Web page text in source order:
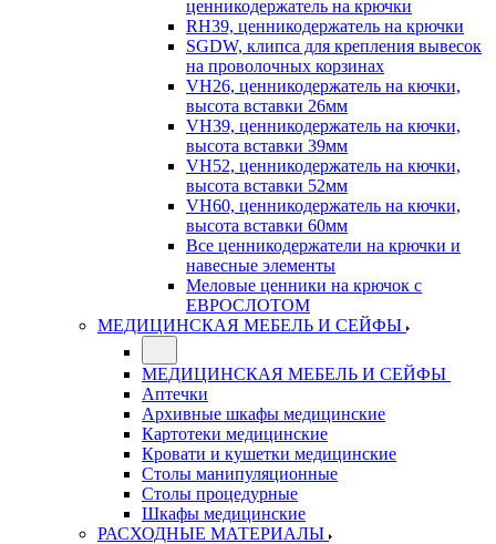
ценникодержатель на крючки
RH39, ценникодержатель на крючки
SGDW, клипса для крепления вывесок
на проволочных корзинах
VH26, ценникодержатель на кючки,
высота вставки 26мм
VH39, ценникодержатель на кючки,
высота вставки 39мм
VH52, ценникодержатель на кючки,
высота вставки 52мм
VH60, ценникодержатель на кючки,
высота вставки 60мм
Все ценникодержатели на крючки и
навесные элементы
Меловые ценники на крючок с
ЕВРОСЛОТОМ
МЕДИЦИНСКАЯ МЕБЕЛЬ И СЕЙФЫ
МЕДИЦИНСКАЯ МЕБЕЛЬ И СЕЙФЫ
Аптечки
Архивные шкафы медицинские
Картотеки медицинские
Кровати и кушетки медицинские
Столы манипуляционные
Столы процедурные
Шкафы медицинские
РАСХОДНЫЕ МАТЕРИАЛЫ